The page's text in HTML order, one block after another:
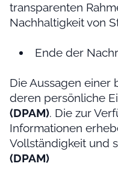
transparenten
Nachhaltigkeit von
Ende der
Die Aussagen einer
deren persönliche
(DPAM). Die zur
Informationen
Vollständigkeit und
(DPAM)